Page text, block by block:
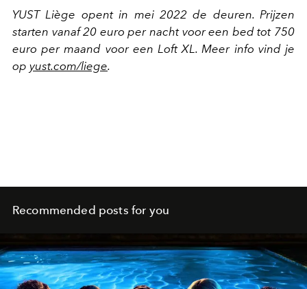
YUST Liège opent in mei 2022 de deuren. Prijzen
starten vanaf 20 euro per nacht voor een bed tot 750
euro per maand voor een Loft XL. Meer info vind je
op yust.com/liege.
Recommended posts for you